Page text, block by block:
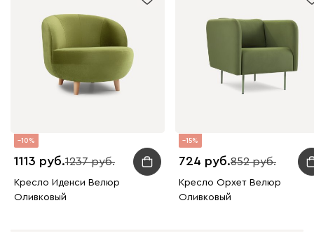
10
1113 1237
Кресло Иденси Велюр
Оливковый
15
724 852
Кресло Орхет Велюр
Оливковый